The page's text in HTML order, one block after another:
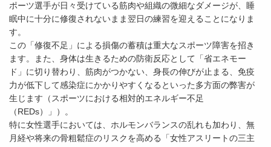
ポーツ選手が日々受けている筋肉や組織の微細なダメージが、睡
眠中に十分に修復されないまま翌日の練習を迎えることになりま
す。
この「修復不足」による損傷の蓄積は重大なスポーツ障害を招き
ます。また、身体は生きるための防衛反応として「省エネモー
ド」に切り替わり、筋肉がつかない、身長の伸びが止まる、免疫
力が低下して感染症にかかりやすくなるといった多方面の弊害が
生じます（スポーツにおける相対的エネルギー不足
（REDs）」）。
特に女性選手においては、ホルモンバランスの乱れも加わり、無
月経や将来の骨粗鬆症のリスクを高める「女性アスリートの三主